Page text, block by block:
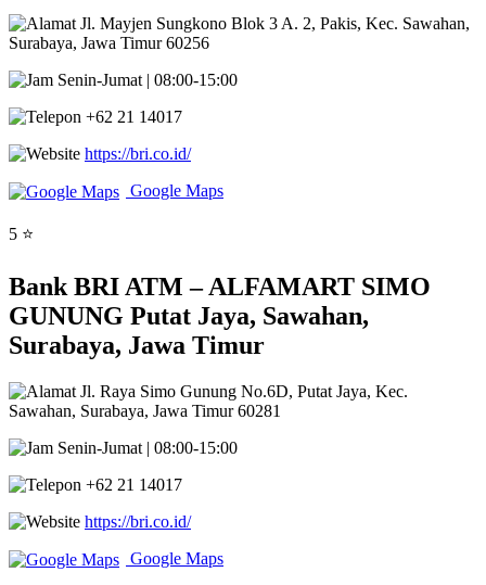
Jl. Mayjen Sungkono Blok 3 A. 2, Pakis, Kec. Sawahan,
Surabaya, Jawa Timur 60256
Senin-Jumat | 08:00-15:00
+62 21 14017
https://bri.co.id/
Google Maps
5 ⭐
Bank BRI ATM – ALFAMART SIMO
GUNUNG Putat Jaya, Sawahan,
Surabaya, Jawa Timur
Jl. Raya Simo Gunung No.6D, Putat Jaya, Kec.
Sawahan, Surabaya, Jawa Timur 60281
Senin-Jumat | 08:00-15:00
+62 21 14017
https://bri.co.id/
Google Maps